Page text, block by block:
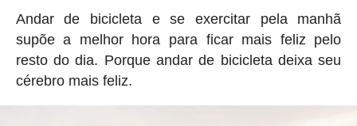
Andar de bicicleta e se exercitar pela manhã
supõe a melhor hora para ficar mais feliz pelo
resto do dia. Porque andar de bicicleta deixa seu
cérebro mais feliz.